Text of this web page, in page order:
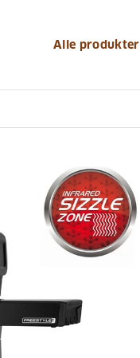
Alle produkter